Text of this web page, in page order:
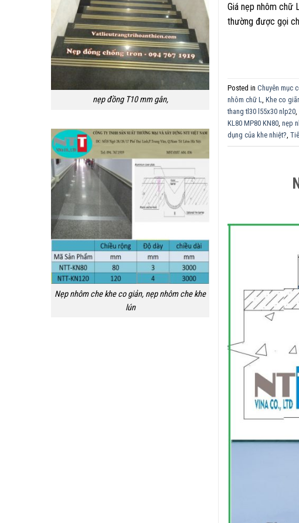
nẹp đồng T10 mm gân,
Nẹp nhôm che khe co giản, nẹp nhôm che khe
lún
Giá nẹp nhôm chữ
thường được gọi
Posted in Chuyên mục
nhôm chữ L
Khe co
thang tl30 l55x30 nlp20
KL80 MP80 KN80 nẹp
dụng của khe nhiệt?